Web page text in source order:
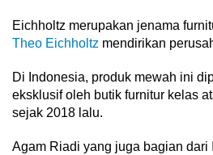
Eichholtz merupakan jenama
Theo Eichholtz mendirikan
Di Indonesia, produk mewah ini
eksklusif oleh butik furnitur kelas
sejak 2018 lalu.
Agam Riadi yang juga bagian dari